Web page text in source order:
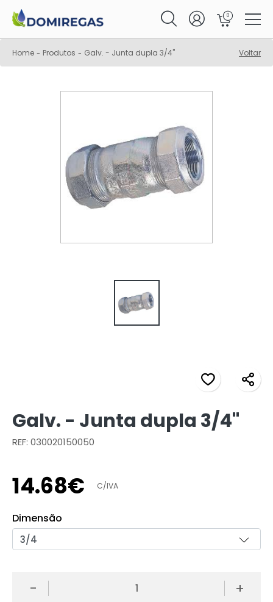
0
Home - Produtos - Galv. - Junta dupla 3/4" Voltar
Galv. - Junta dupla 3/4"
REF: 030020150050
14.68€ C/IVA
Dimensão
- +